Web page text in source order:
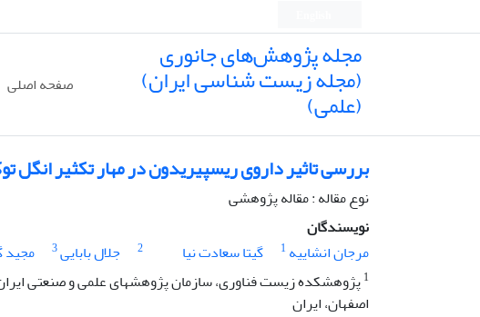
مجله پژوهش‌های جانوری
(مجله زیست شناسی ایران)
(علمی) صفحه اصلی
بررسی تاثیر داروی ریسپیریدون در مهار تکثیر
نوع مقاله : مقاله پژوهشی
نویسندگان
مرجان انشاییه 1 گیتا سعادت نیا 2 جلال بابایی3 مجید
1پژوهشکده زیست فناوری، سازمان پژوهشهای علمی و صنعتی
اصفهان، ایران